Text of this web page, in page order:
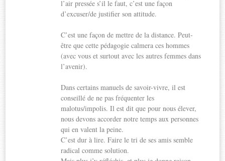
l’air pressée s’il le faut, c’est une façon
d’excuser/de justifier son attitude.
C’est une façon de mettre de la distance. Peut-
être que cette pédagogie calmera ces hommes
(avec vous et surtout avec les autres femmes dans
l’avenir).
Dans certains manuels de savoir-vivre, il est
conseillé de ne pas fréquenter les
malotus/impolis. Il est dit que pour nous élever,
nous devons accorder notre temps aux personnes
qui en valent la peine.
C’est dur à lire. Faire le tri de ses amis semble
radical comme solution.